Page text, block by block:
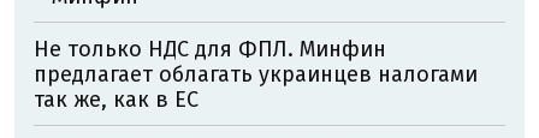
Не только НДС для ФПЛ. Минфин
предлагает облагать украинцев налогами
так же, как в ЕС